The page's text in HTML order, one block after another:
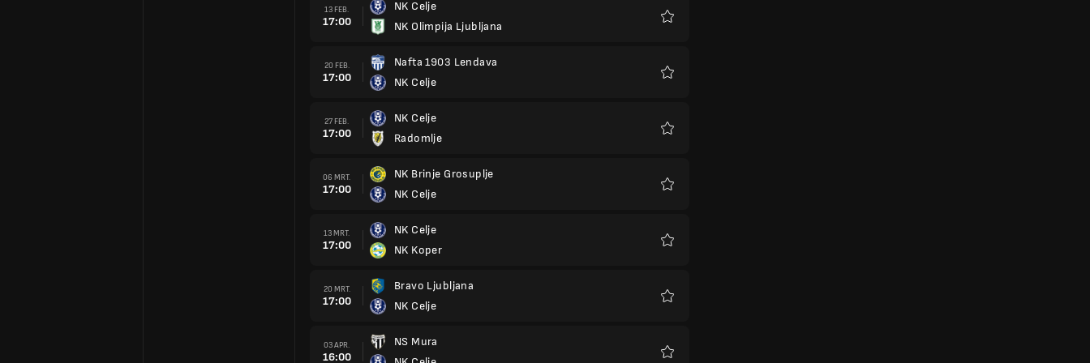
13 FEB.
17:00
NK Celje
NK Olimpija Ljubljana
20 FEB.
17:00
Nafta 1903 Lendava
NK Celje
27 FEB.
17:00
NK Celje
Radomlje
06 MRT.
17:00
NK Brinje Grosuplje
NK Celje
13 MRT.
17:00
NK Celje
NK Koper
20 MRT.
17:00
Bravo Ljubljana
NK Celje
03 APR.
16:00
NS Mura